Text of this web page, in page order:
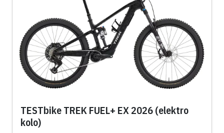
TESTbike TREK FUEL+ EX 2026 (elektro
kolo)